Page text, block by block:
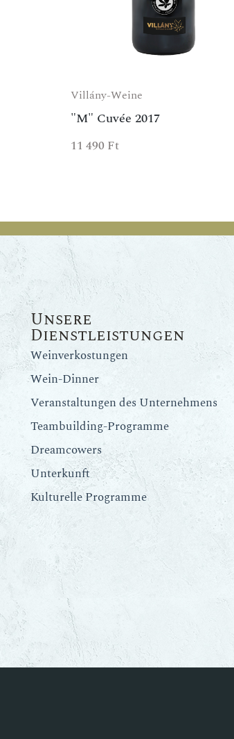
Villány-Weine
"M" Cuvée 2017
11 490 Ft
Unsere
Dienstleistungen
Weinverkostungen
Wein-Dinner
Veranstaltungen des Unternehmens
Teambuilding-Programme
Dreamcowers
Unterkunft
Kulturelle Programme